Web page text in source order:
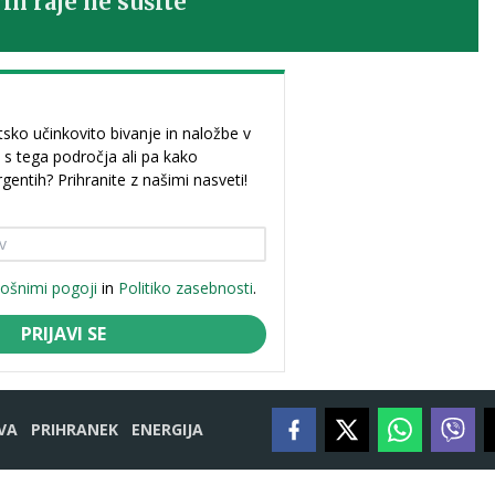
učinkovito bivanje in naložbe v
tega področja ali pa kako
Prihranite z našimi nasveti!
pogoji in Politiko zasebnosti.
PRIJAVI SE
PRIHRANEK ENERGIJA